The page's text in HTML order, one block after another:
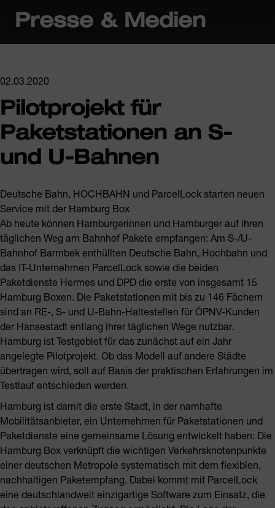
Presse & Medien
02.03.2020
Pilotprojekt für
Paketstationen an S-
und U-Bahnen
Deutsche Bahn, HOCHBAHN und ParcelLock starten neuen
Service mit der Hamburg Box
Ab heute können Hamburgerinnen und Hamburger auf ihren
täglichen Weg am Bahnhof Pakete empfangen: Am S-/U-
Bahnhof Barmbek enthüllten Deutsche Bahn, Hochbahn und
das IT-Unternehmen ParcelLock sowie die beiden
Paketdienste Hermes und DPD die erste von insgesamt 15
Hamburg Boxen. Die Paketstationen mit bis zu 146 Fächern
sind an RE-, S- und U-Bahn-Haltestellen für ÖPNV-Kunden
der Hansestadt entlang ihrer täglichen Wege nutzbar.
Hamburg ist Testgebiet für das zunächst auf ein Jahr
angelegte Pilotprojekt. Ob das Modell auf andere Städte
übertragen wird, soll auf Basis der praktischen Erfahrungen im
Testlauf entschieden werden.
Hamburg ist damit die erste Stadt, in der namhafte
Mobilitätsanbieter, ein Unternehmen für Paketstationen und
Paketdienste eine gemeinsame Lösung entwickelt haben: Die
Hamburg Box verknüpft die wichtigen Verkehrsknotenpunkte
einer deutschen Metropole systematisch mit dem flexiblen,
nachhaltigen Paketempfang. Dabei kommt mit ParcelLock
eine deutschlandweit einzigartige Software zum Einsatz, die